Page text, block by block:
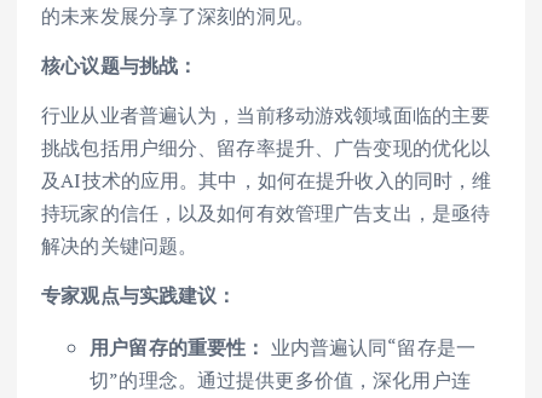
的未来发展分享了深刻的洞见。
核心议题与挑战：
行业从业者普遍认为，当前移动游戏领域面临的主要
挑战包括用户细分、留存率提升、广告变现的优化以
及AI技术的应用。其中，如何在提升收入的同时，维
持玩家的信任，以及如何有效管理广告支出，是亟待
解决的关键问题。
专家观点与实践建议：
用户留存的重要性： 业内普遍认同“留存是一
切”的理念。通过提供更多价值，深化用户连